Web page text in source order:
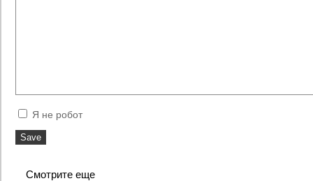
Я не робот
Смотрите еще